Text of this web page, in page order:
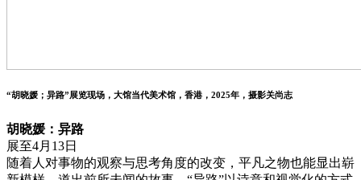
“胡晓媛；异路”展览现场，大馆当代美术馆，香港，2025年，摄影关尚志
胡晓媛：异路
展至4月13日
随着人对事物的观察与思考角度的改变，平凡之物也能显出崭